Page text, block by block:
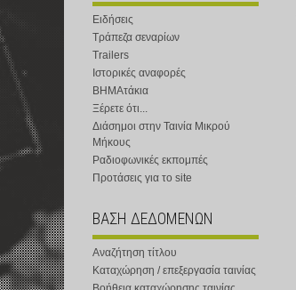
Ειδήσεις
Τράπεζα σεναρίων
Trailers
Ιστορικές αναφορές
ΒΗΜΑτάκια
Ξέρετε ότι...
Διάσημοι στην Ταινία Μικρού
Μήκους
Ραδιοφωνικές εκπομπές
Προτάσεις για το site
ΒΑΣΗ ΔΕΔΟΜΕΝΩΝ
Αναζήτηση τίτλου
Καταχώρηση / επεξεργασία ταινίας